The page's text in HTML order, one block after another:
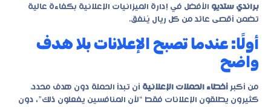
براندي ستديو الأفضل في إدارة الميزانيات الإعلانية بكفاءة عالية
تضمن أقصى عائد من كل ريال يُنفق.
أولًا: عندما تصبح الإعلانات بلا هدف
واضح
من أكبر أخطاء الحملات الإعلانية أن تبدأ الحملة دون هدف محدد.
كثيرون يطلقون الإعلانات فقط “لأن المنافسين يفعلون ذلك”، دون